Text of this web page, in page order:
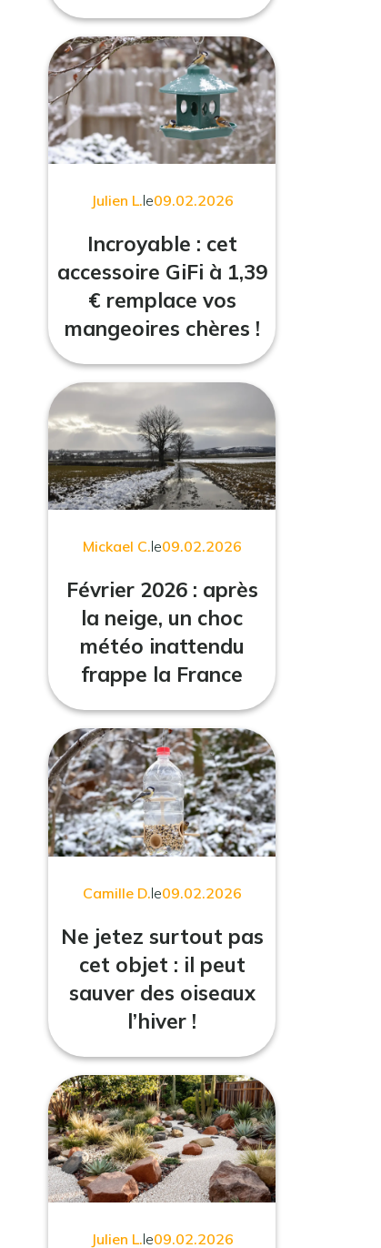
Julien L.le09.02.2026
Incroyable : cet
accessoire GiFi à 1,39
€ remplace vos
mangeoires chères !
Mickael C.le09.02.2026
Février 2026 : après
la neige, un choc
météo inattendu
frappe la France
Camille D.le09.02.2026
Ne jetez surtout pas
cet objet : il peut
sauver des oiseaux
l’hiver !
Julien L.le09.02.2026